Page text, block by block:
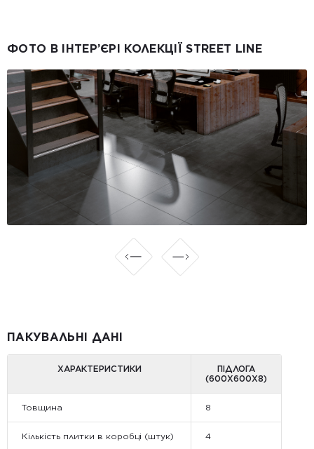
ФОТО В ІНТЕР’ЄРІ КОЛЕКЦІЇ STREET LINE
ПАКУВАЛЬНІ ДАНІ
ХАРАКТЕРИСТИКИ
ПІДЛОГА
(600Х600Х8)
Товщина 8
Кількість плитки в коробці (штук) 4